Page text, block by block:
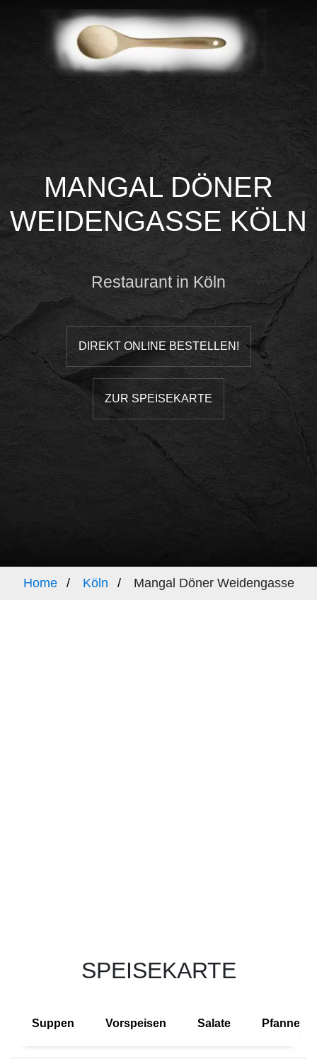
MANGAL DÖNER
WEIDENGASSE KÖLN
Restaurant in Köln
DIREKT ONLINE BESTELLEN!
ZUR SPEISEKARTE
Home Köln Mangal Döner Weidengasse
SPEISEKARTE
Suppen Vorspeisen Salate